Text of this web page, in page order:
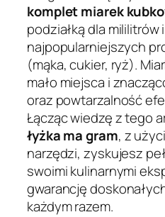
komplet miarek
podziałką dla mililitrów
najpopularniejszych
(mąka, cukier, ryż).
mało miejsca i
oraz powtarzalność
Łącząc wiedzę z tego
łyżka ma gram, z
narzędzi, zyskujesz
swoimi kulinarnymi
gwarancję
każdym razem.